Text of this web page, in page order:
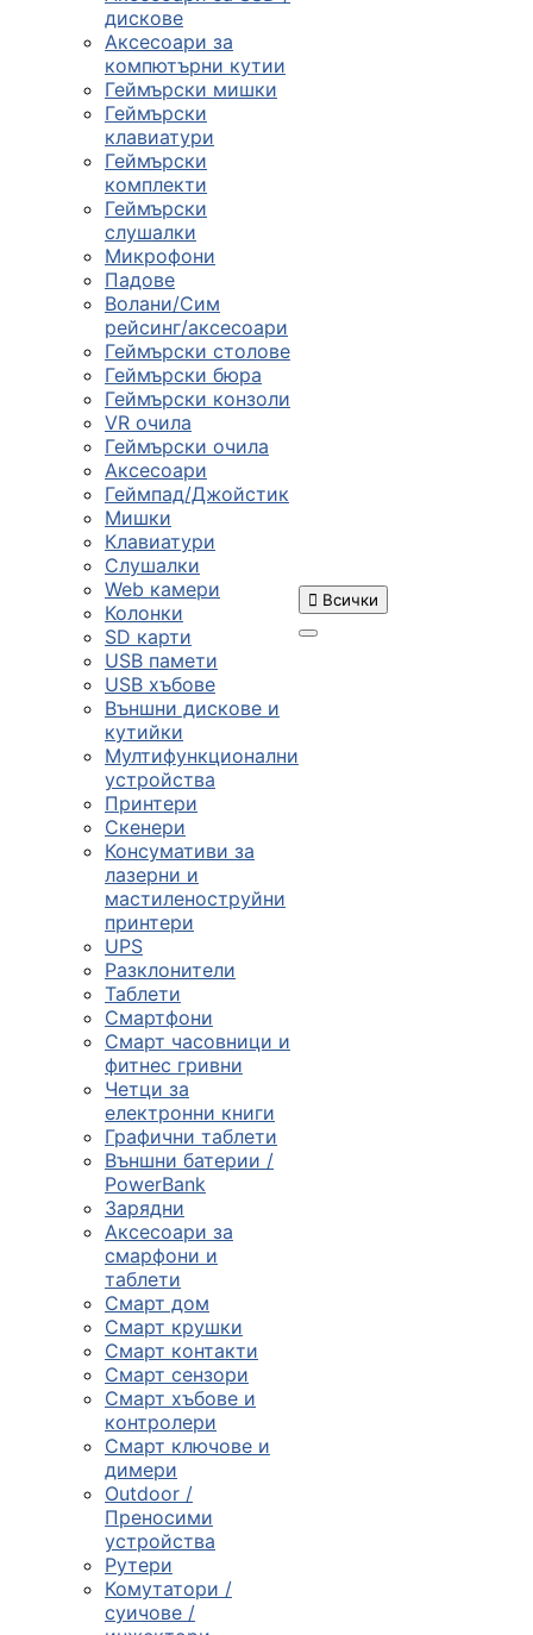
дискове
Аксесоари за
компютърни кутии
Геймърски мишки
Геймърски
клавиатури
Геймърски
комплекти
Геймърски
слушалки
Микрофони
Падове
Волани/Сим
рейсинг/аксесоари
Геймърски столове
Геймърски бюра
Геймърски конзоли
VR очила
Геймърски очила
Аксесоари
Геймпад/Джойстик
Мишки
Клавиатури
Слушалки
Web камери
Колонки
SD карти
USB памети
USB хъбове
Външни дискове и
кутийки
Мултифункционални
устройства
Принтери
Скенери
Консумативи за
лазерни и
мастиленоструйни
принтери
UPS
Разклонители
Таблети
Смартфони
Смарт часовници и
фитнес гривни
Четци за
електронни книги
Графични таблети
Външни батерии /
PowerBank
Зарядни
Аксесоари за
смарфони и
таблети
Смарт дом
Смарт крушки
Смарт контакти
Смарт сензори
Смарт хъбове и
контролери
Смарт ключове и
димери
Outdoor /
Преносими
устройства
Рутери
Комутатори /
суичове /
 Всички